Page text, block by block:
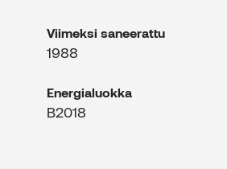
Viimeksi saneerattu
1988
Energia­luokka
B2018